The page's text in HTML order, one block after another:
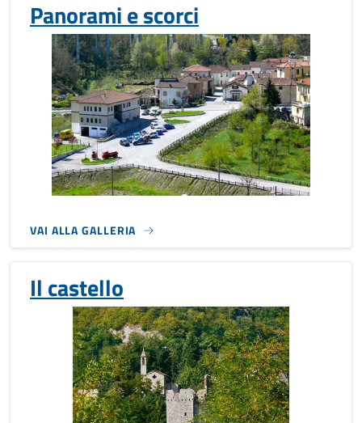
Panorami e scorci
VAI ALLA GALLERIA
Il castello